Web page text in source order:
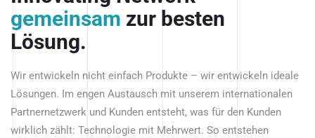
gemeinsam zur besten
Lösung.
Wir entwickeln nicht einfach Produkte – wir entwickeln ideale
Lösungen. Im engen Austausch mit unserem internationalen
Partnernetzwerk und Kunden entsteht, was für den Kunden
wirklich zählt: Technologie mit Mehrwert. So entstehen